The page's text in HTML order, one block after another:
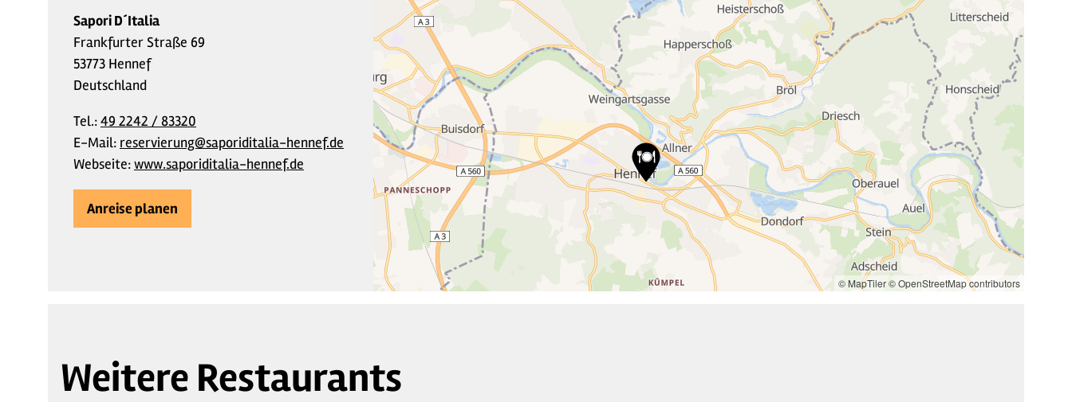
Sapori D´Italia
Frankfurter Straße 69
53773 Hennef
Deutschland
Tel.:49 2242 / 83320
E-Mail: reservierung@saporiditalia-hennef.de
Webseite:www.saporiditalia-hennef.de
Anreise planen
18
2
2
2
© MapTiler© OpenStreetMap contributors
Weitere Restaurants